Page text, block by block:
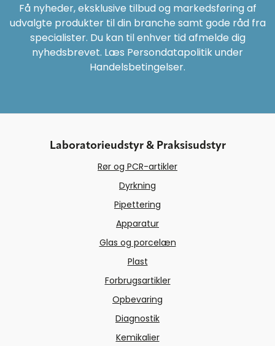
Få nyheder, eksklusive tilbud og markedsføring af
udvalgte produkter til din branche samt gode råd fra
specialister. Du kan til enhver tid afmelde dig
nyhedsbrevet. Læs Persondatapolitik under
Handelsbetingelser.
Laboratorieudstyr & Praksisudstyr
Rør og PCR-artikler
Dyrkning
Pipettering
Apparatur
Glas og porcelæn
Plast
Forbrugsartikler
Opbevaring
Diagnostik
Kemikalier